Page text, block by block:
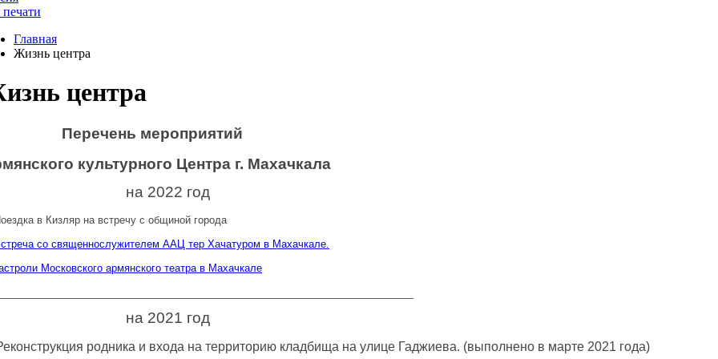
печати
Главная
Жизнь центра
центра
Перечень мероприятий
культурного Центра г. Махачкала
2022 год
в Кизляр на встречу с общиной города
со священнослужителем ААЦ тер Хачатуром в Махачкале.
Московского армянского театра в Махачкале
2021 год
родника и входа на территорию кладбища на улице Гаджиева. (выполнено в марте 2021 года)